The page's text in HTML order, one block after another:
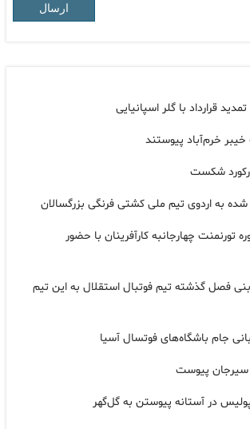
ارسال
قرارداد با گلر اسپانیایی
خرم‌آباد پیوستند
رکورد شکست
به اردوی تیم ملی کشتی فرنگی بزرگسالان
تورنمنت چهارجانبه کارآفرینان با حضور
فصل گذشته تیم فوتبال استقلال به این تیم
جام باشگاه‌های فوتسال آسیا
سیرجان پیوست
در آستانه پیوستن به گل‌گهر